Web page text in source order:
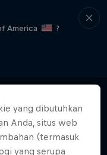
America
?
yang dibutuhkan
Anda, situs web
(termasuk
yang serupa